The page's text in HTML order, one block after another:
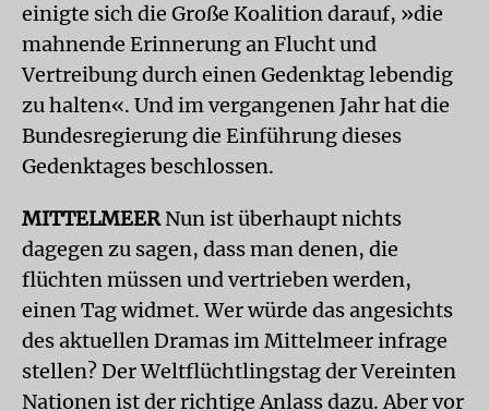
einigte sich die Große Koalition darauf, »die
mahnende Erinnerung an Flucht und
Vertreibung durch einen Gedenktag lebendig
zu halten«. Und im vergangenen Jahr hat die
Bundesregierung die Einführung dieses
Gedenktages beschlossen.
MITTELMEERNun ist überhaupt nichts
dagegen zu sagen, dass man denen, die
flüchten müssen und vertrieben werden,
einen Tag widmet. Wer würde das angesichts
des aktuellen Dramas im Mittelmeer infrage
stellen? Der Weltflüchtlingstag der Vereinten
Nationen ist der richtige Anlass dazu. Aber vor